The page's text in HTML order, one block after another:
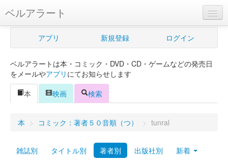
ベルアラート
ベルアラートとは
新規登録
ログイン
Myシェルフ
アプリ 新規登録 ログイン
ベルアラートは本・コミック・DVD・CD・ゲームなどの発売日
をメールやアプリ にてお知らせします
本
映画 検索
本 > コミック：著者５０音順（つ） > tunral
雑誌別 タイトル別 著者別 出版社別
新着